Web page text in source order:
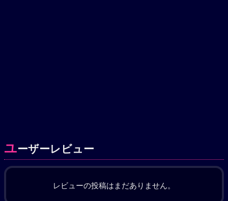
ユーザーレビュー
レビューの投稿はまだありません。